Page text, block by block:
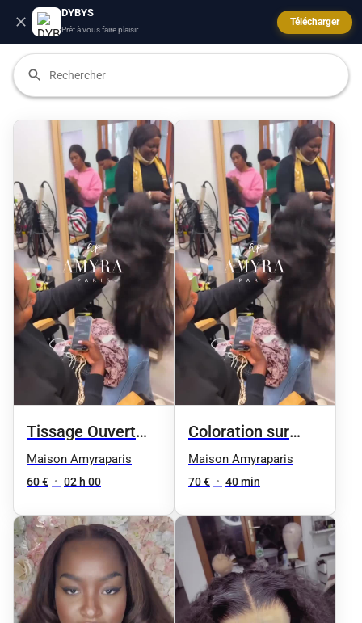
DYBYS
Prêt à vous faire plaisir.
Télécharger
Tissage Ouvert
avec des mèches
neuves
Maison Amyraparis
60 € • 02 h 00
Coloration sur
perruque
Maison Amyraparis
70 € • 40 min